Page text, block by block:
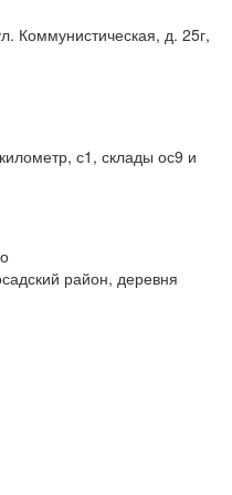
Коммунистическая, д. 25г,
с1, склады ос9 и
район, деревня